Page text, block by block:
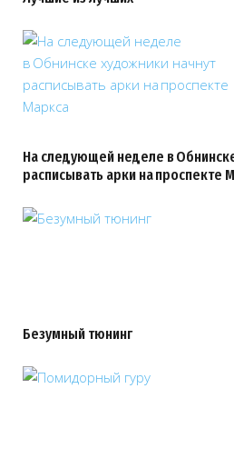
На следующей неделе в
расписывать арки на проспекте
Безумный тюнинг